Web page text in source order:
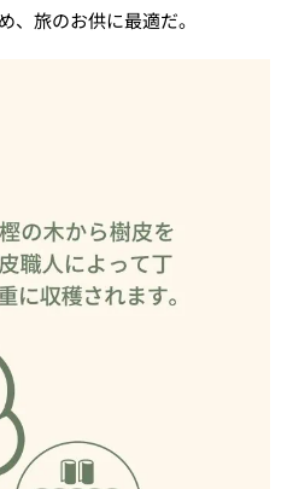
旅のお供に最適だ。